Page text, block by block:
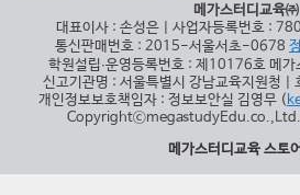
메가스터디교육㈜
대표이사 : 손성은 | 사업자등록번호 :
통신판매번호 : 2015-서울서초-0678
학원설립∙운영등록번호 : 제10176호 메가
신고기관명 : 서울특별시 강남교육지원청 |
개인정보보호책임자 : 정보보안실 김영무 (
메가스터디교육 스토어